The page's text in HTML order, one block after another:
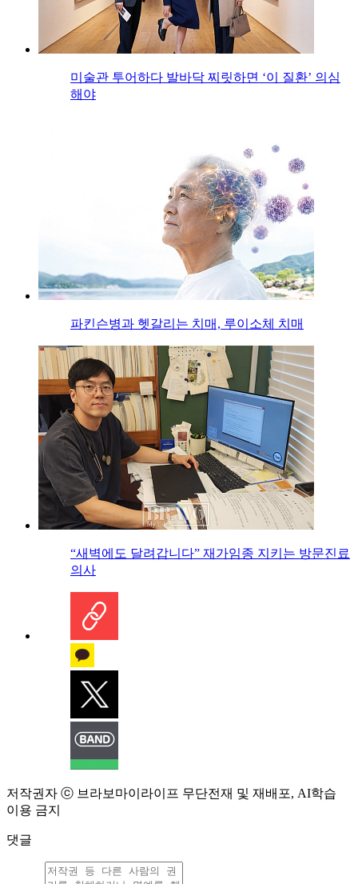
미술관 투어하다 발바닥 찌릿하면 ‘이 질환’ 의심
해야
파킨슨병과 헷갈리는 치매, 루이소체 치매
“새벽에도 달려갑니다” 재가임종 지키는 방문진료
의사
저작권자 ⓒ 브라보마이라이프 무단전재 및 재배포, AI학습
이용 금지
댓글